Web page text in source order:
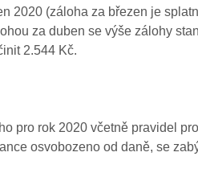
2020 (záloha za březen je
za duben se výše zálohy
2.544 Kč.
pro rok 2020 včetně pravidel
osvobozeno od daně, se